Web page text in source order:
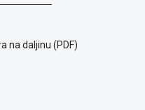
na daljinu (PDF)